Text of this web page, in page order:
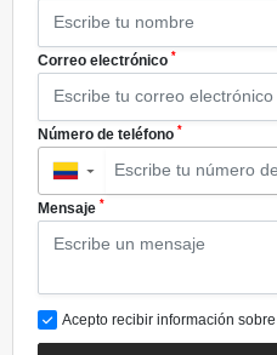
Correo electrónico *
Número de teléfono *
▼
Mensaje *
Acepto recibir información